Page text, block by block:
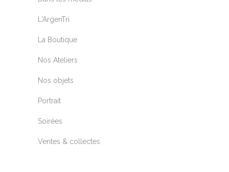
L'ArgenTri
La Boutique
Nos Ateliers
Nos objets
Portrait
Soirées
Ventes & collectes